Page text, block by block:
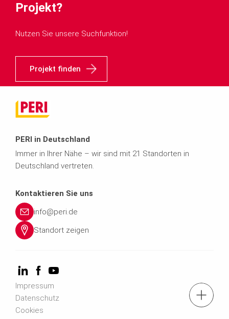
Kontaktformular
Projekt?
Nutzen Sie unsere Suchfunktion!
Projekt finden
PERI in Deutschland
Immer in Ihrer Nähe – wir sind mit 21 Standorten in
Deutschland vertreten.
Kontaktieren Sie uns
info@peri.de
Standort zeigen
Impressum
Datenschutz
Cookies